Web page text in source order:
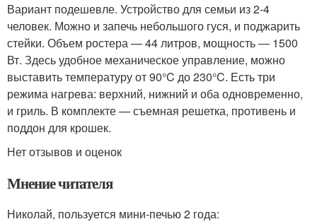
Вариант подешевле. Устройство для семьи из 2-4
человек. Можно и запечь небольшого гуся, и поджарить
стейки. Объем ростера — 44 литров, мощность ― 1500
Вт. Здесь удобное механическое управление, можно
выставить температуру от 90°C до 230°C. Есть три
режима нагрева: верхний, нижний и оба одновременно,
и гриль. В комплекте — съемная решетка, противень и
поддон для крошек.
Нет отзывов и оценок
Мнение читателя
Николай, пользуется мини-печью 2 года: